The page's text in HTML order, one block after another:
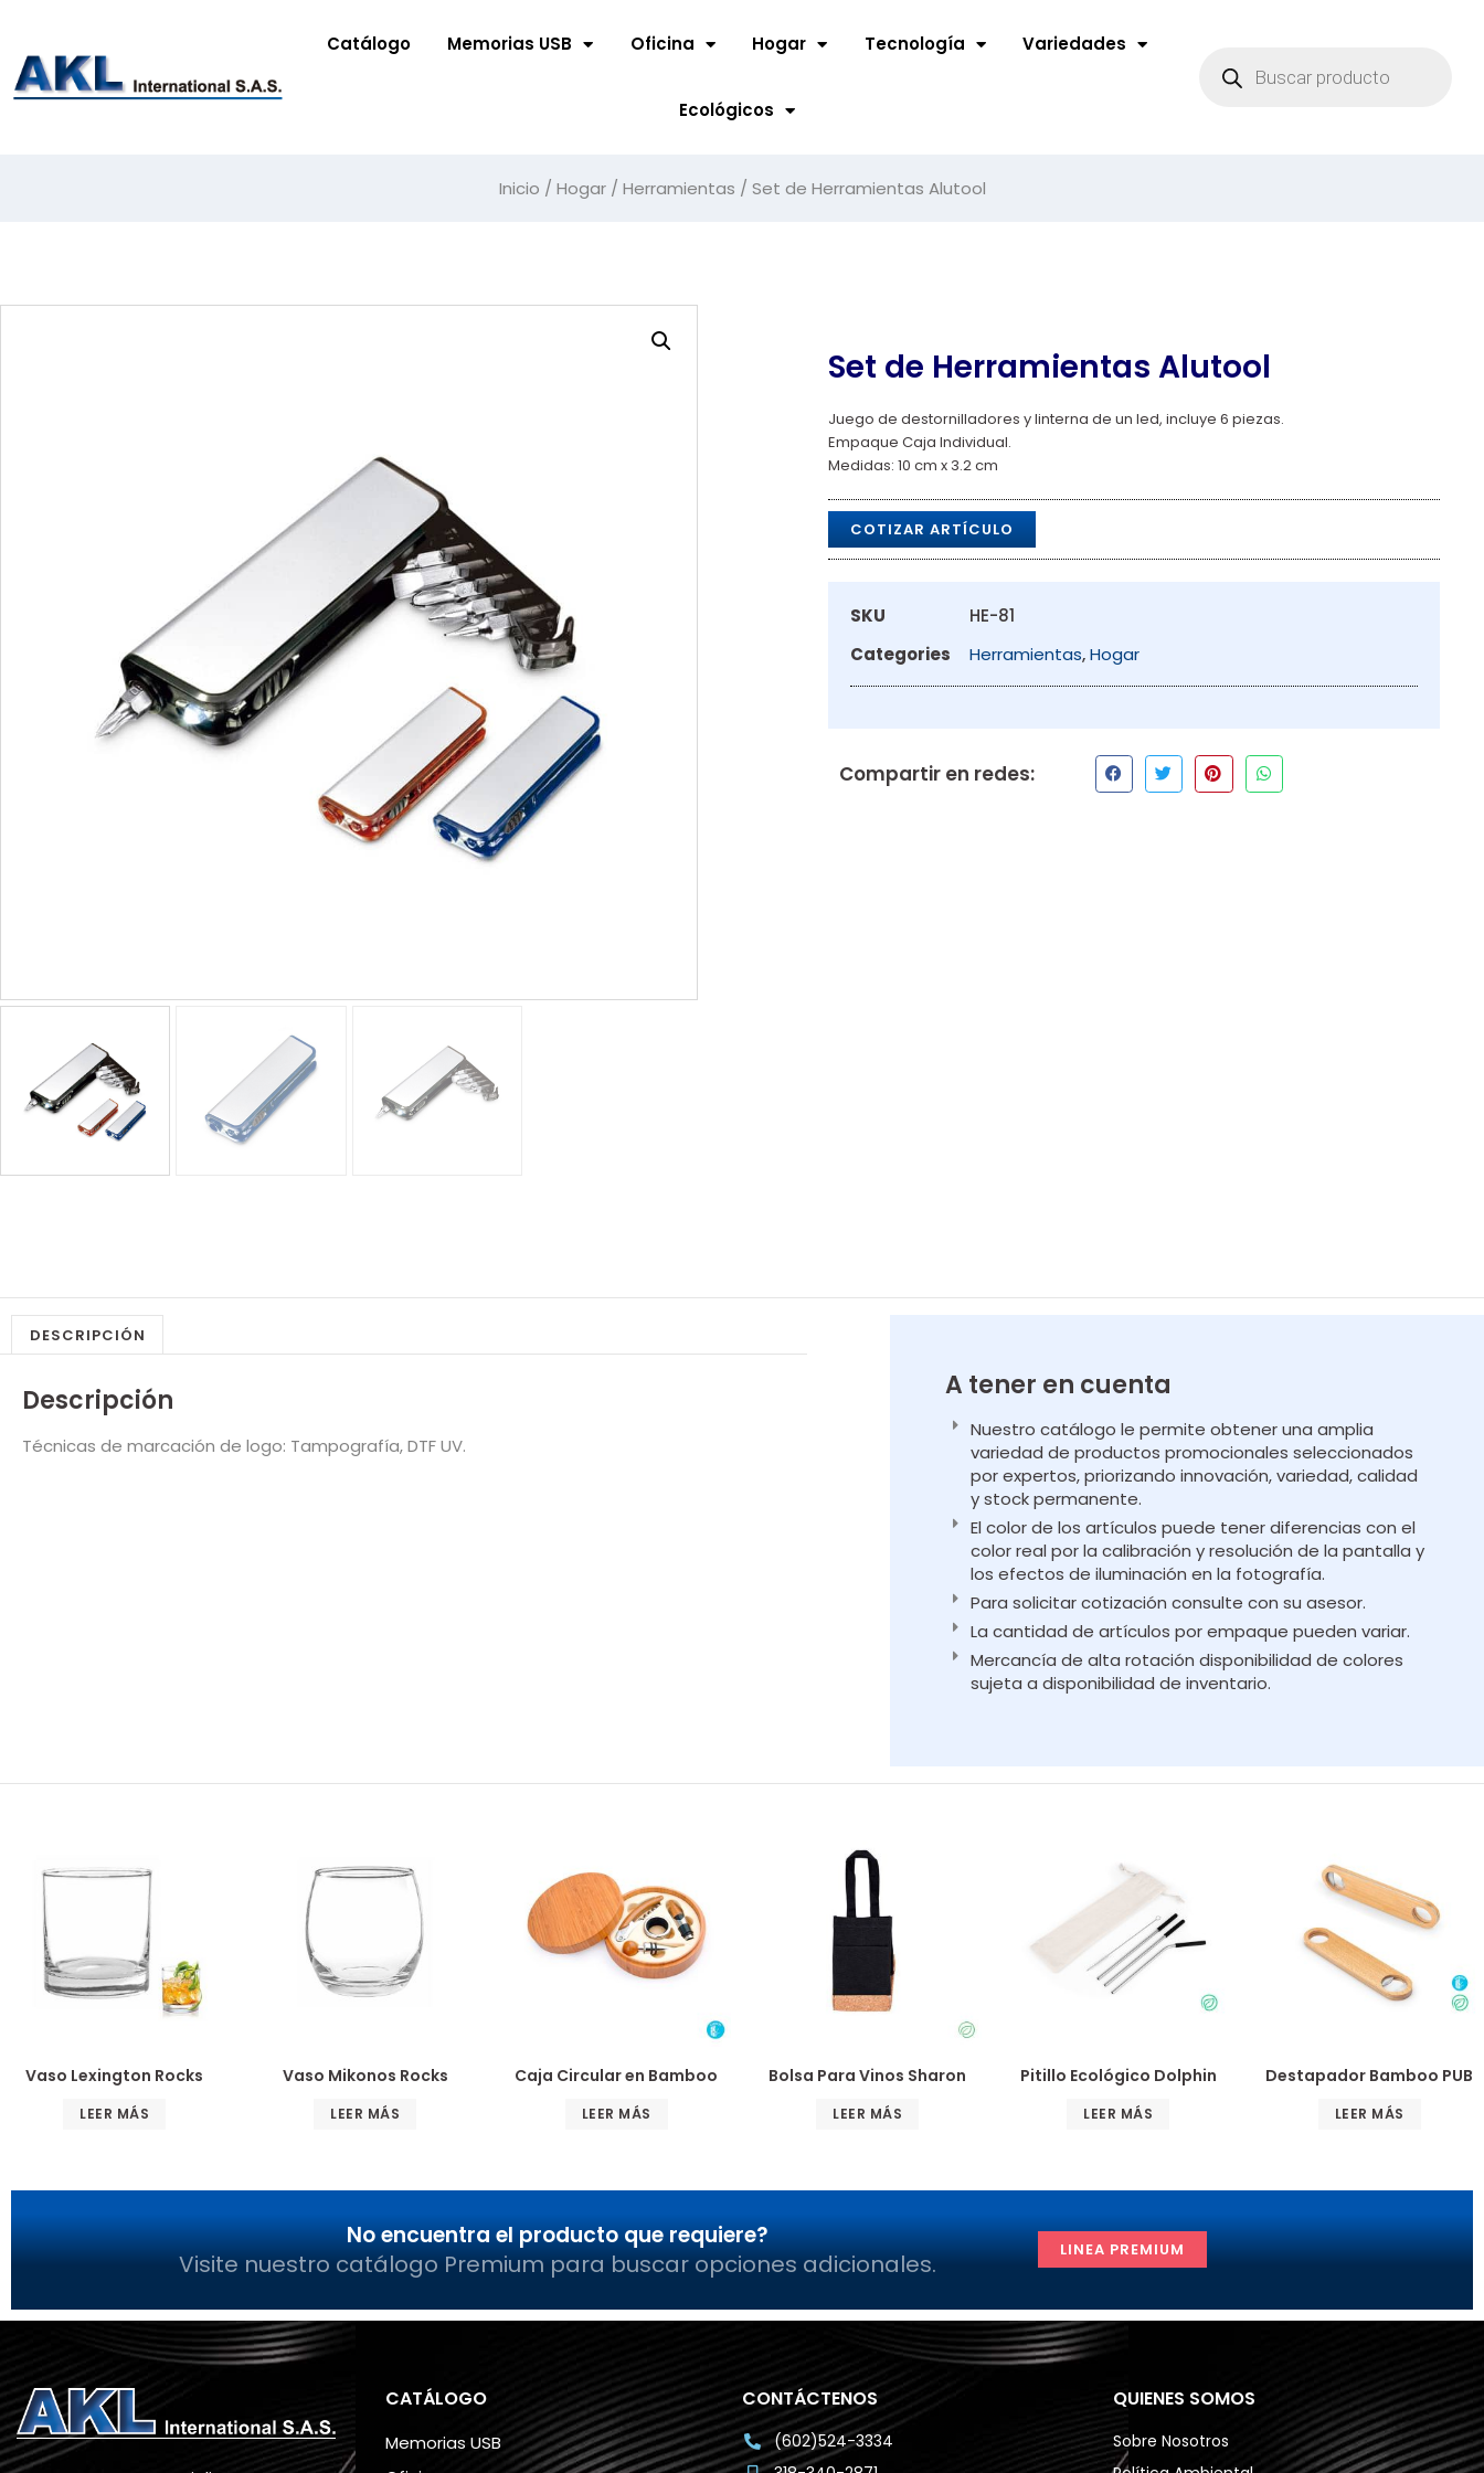
Catálogo Memorias USB Oficina Hogar Tecnología Variedades
Ecológicos
Inicio / Hogar/ Herramientas / Set de Herramientas Alutool
Set de Herramientas Alutool
Juego de destornilladores y linterna de un led, incluye 6 piezas.
Empaque Caja Individual.
Medidas: 10 cm x 3.2 cm
COTIZAR ARTÍCULO
SKU
HE-81
Categories
Herramientas,Hogar
Compartir en redes:
DESCRIPCIÓN
Descripción
Técnicas de marcación de logo: Tampografía, DTF UV.
A tener en cuenta
Nuestro catálogo le permite obtener una amplia
variedad de productos promocionales seleccionados
por expertos, priorizando innovación, variedad, calidad
y stock permanente.
El color de los artículos puede tener diferencias con el
color real por la calibración y resolución de la pantalla y
los efectos de iluminación en la fotografía.
Para solicitar cotización consulte con su asesor.
La cantidad de artículos por empaque pueden variar.
Mercancía de alta rotación disponibilidad de colores
sujeta a disponibilidad de inventario.
Vaso Lexington Rocks
LEER MÁS
Vaso Mikonos Rocks
LEER MÁS
Caja Circular en Bamboo
LEER MÁS
Bolsa Para Vinos Sharon
LEER MÁS
Pitillo Ecológico Dolphin
LEER MÁS
Destapador Bamboo PUB
LEER MÁS
No encuentra el producto que requiere?
Visite nuestro catálogo Premium para buscar opciones adicionales. LINEA PREMIUM
CATÁLOGO
Memorias USB
CONTÁCTENOS
(602)524-3334
QUIENES SOMOS
Sobre Nosotros